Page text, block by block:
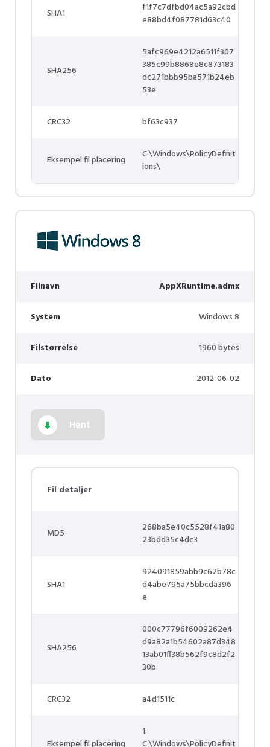
SHA1
f1f7c7dfbd04ac5a92cbd
e88bd4f087781d63c40
SHA256
5afc969e4212a6511f307
385c99b8868e8c873183
dc271bbb95ba571b24eb
53e
CRC32 bf63c937
Eksempel fil placering
C:\Windows\PolicyDefinit
ions\
Filnavn AppXRuntime.admx
System Windows 8
Filstørrelse 1960 bytes
Dato 2012-06-02
Hent
Fil detaljer
MD5
268ba5e40c5528f41a80
23bdd35c4dc3
SHA1
924091859abb9c62b78c
d4abe795a75bbcda396
e
SHA256
000c77796f6009262e4
d9a82a1b54602a87d348
13ab01ff38b562f9c8d2f2
30b
CRC32 a4d1511c
1: